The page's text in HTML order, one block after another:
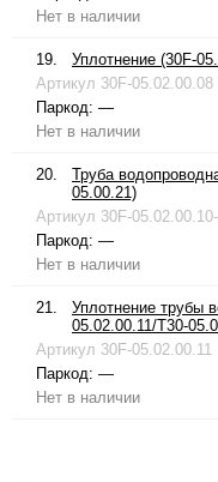
Нет в наличии
19.
Уплотнение (30F-
Артикул 30F-05.02.00.08
Паркод: —
Нет в наличии
20.
Труба
05.00.21)
Артикул 30F-
Паркод: —
Нет в наличии
21.
Уплотнение трубы
05.02.00.11/T30-
Артикул 30F-05.02.00.11
Паркод: —
Нет в наличии